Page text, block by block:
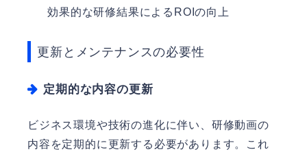
効果的な研修結果によるROIの向上
更新とメンテナンスの必要性
定期的な内容の更新
ビジネス環境や技術の進化に伴い、研修動画の
内容を定期的に更新する必要があります。これ